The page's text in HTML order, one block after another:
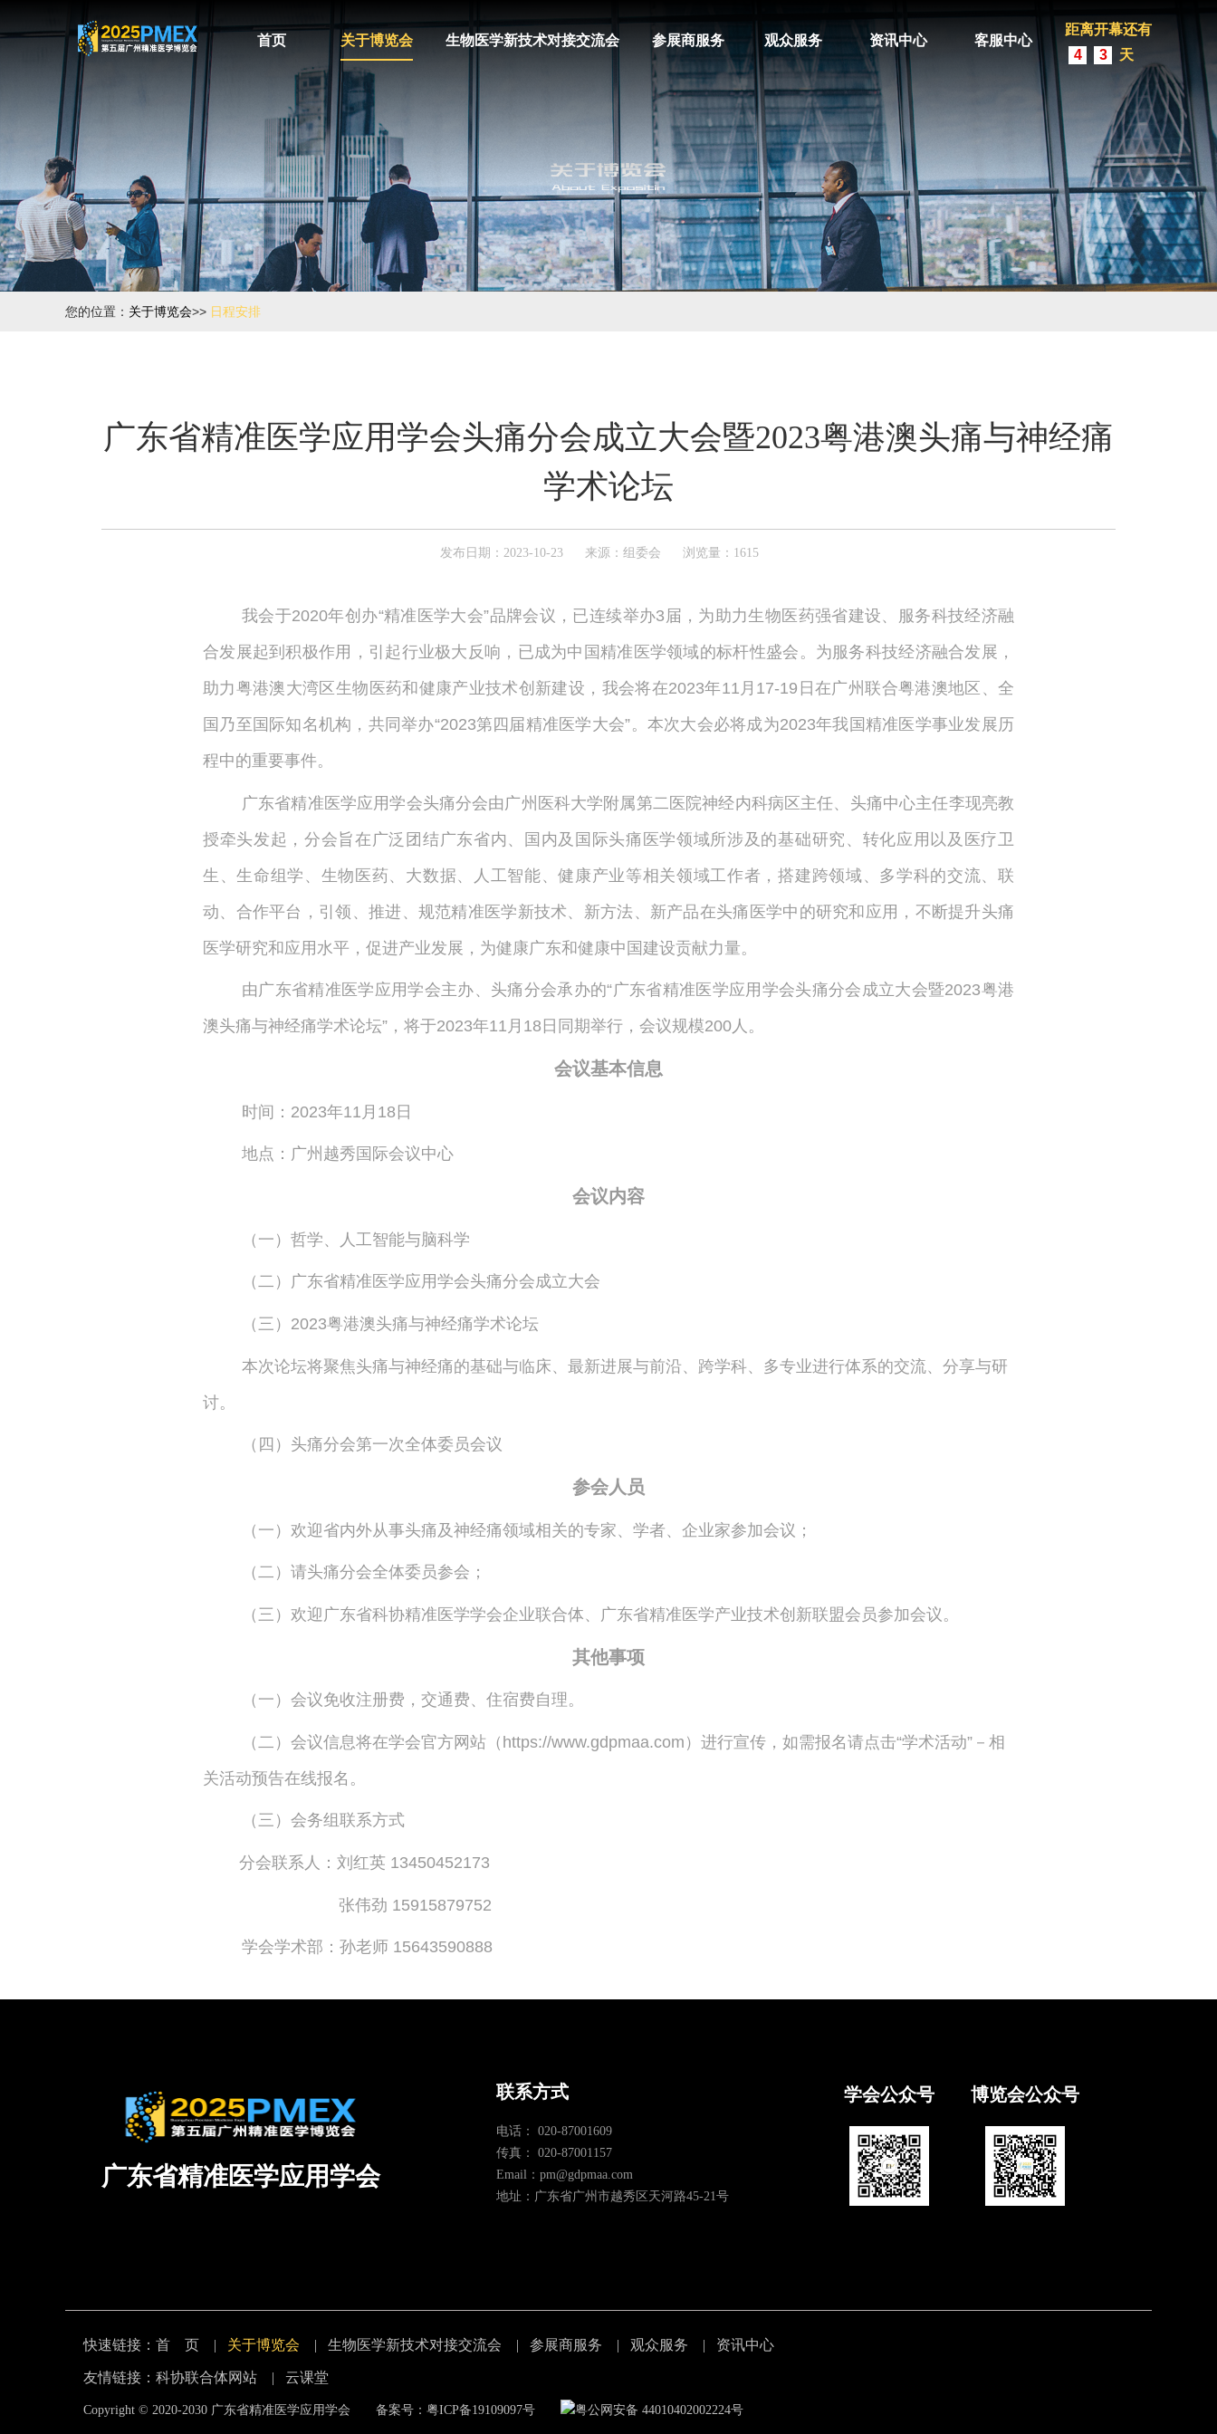
首页 关于博览会 生物医学新技术对接交流会 参展商服务 观众服务 资讯中心 客服中心
距离开幕还有
4
3 天
您的位置： 关于博览会>> 日程安排
广东省精准医学应用学会头痛分会成立大会暨2023粤港澳头痛与神经痛
学术论坛
发布日期：2023-10-23 来源：组委会 浏览量：1615
我会于2020年创办“精准医学大会”品牌会议，已连续举办3届，为助力生物医药强省建设、服务科技经济融
合发展起到积极作用，引起行业极大反响，已成为中国精准医学领域的标杆性盛会。为服务科技经济融合发展，
助力粤港澳大湾区生物医药和健康产业技术创新建设，我会将在2023年11月17-19日在广州联合粤港澳地区、全
国乃至国际知名机构，共同举办“2023第四届精准医学大会”。本次大会必将成为2023年我国精准医学事业发展历
程中的重要事件。
广东省精准医学应用学会头痛分会由广州医科大学附属第二医院神经内科病区主任、头痛中心主任李现亮教
授牵头发起，分会旨在广泛团结广东省内、国内及国际头痛医学领域所涉及的基础研究、转化应用以及医疗卫
生、生命组学、生物医药、大数据、人工智能、健康产业等相关领域工作者，搭建跨领域、多学科的交流、联
动、合作平台，引领、推进、规范精准医学新技术、新方法、新产品在头痛医学中的研究和应用，不断提升头痛
医学研究和应用水平，促进产业发展，为健康广东和健康中国建设贡献力量。
由广东省精准医学应用学会主办、头痛分会承办的“广东省精准医学应用学会头痛分会成立大会暨2023粤港
澳头痛与神经痛学术论坛”，将于2023年11月18日同期举行，会议规模200人。
会议基本信息
时间：2023年11月18日
地点：广州越秀国际会议中心
会议内容
（一）哲学、人工智能与脑科学
（二）广东省精准医学应用学会头痛分会成立大会
（三）2023粤港澳头痛与神经痛学术论坛
本次论坛将聚焦头痛与神经痛的基础与临床、最新进展与前沿、跨学科、多专业进行体系的交流、分享与研
讨。
（四）头痛分会第一次全体委员会议
参会人员
（一）欢迎省内外从事头痛及神经痛领域相关的专家、学者、企业家参加会议；
（二）请头痛分会全体委员参会；
（三）欢迎广东省科协精准医学学会企业联合体、广东省精准医学产业技术创新联盟会员参加会议。
其他事项
（一）会议免收注册费，交通费、住宿费自理。
（二）会议信息将在学会官方网站（https://www.gdpmaa.com）进行宣传，如需报名请点击“学术活动”－相
关活动预告在线报名。
（三）会务组联系方式
分会联系人：刘红英 13450452173
张伟劲 15915879752
学会学术部：孙老师 15643590888
广东省精准医学应用学会
联系方式
电话： 020-87001609
传真： 020-87001157
Email：pm@gdpmaa.com
地址：广东省广州市越秀区天河路45-21号
学会公众号 博览会公众号
快速链接： 首 页 | 关于博览会 | 生物医学新技术对接交流会 | 参展商服务 | 观众服务 | 资讯中心
友情链接： 科协联合体网站 | 云课堂
Copyright © 2020-2030 广东省精准医学应用学会 备案号：粤ICP备19109097号 粤公网安备 44010402002224号